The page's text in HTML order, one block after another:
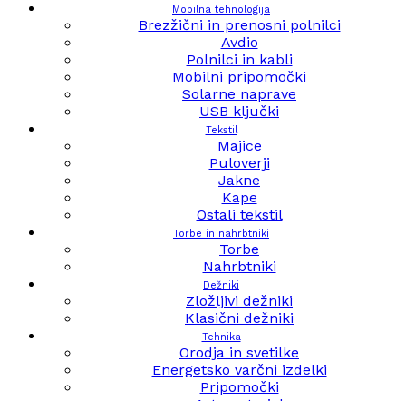
Mobilna tehnologija
Brezžični in prenosni polnilci
Avdio
Polnilci in kabli
Mobilni pripomočki
Solarne naprave
USB ključki
Tekstil
Majice
Puloverji
Jakne
Kape
Ostali tekstil
Torbe in nahrbtniki
Torbe
Nahrbtniki
Dežniki
Zložljivi dežniki
Klasični dežniki
Tehnika
Orodja in svetilke
Energetsko varčni izdelki
Pripomočki